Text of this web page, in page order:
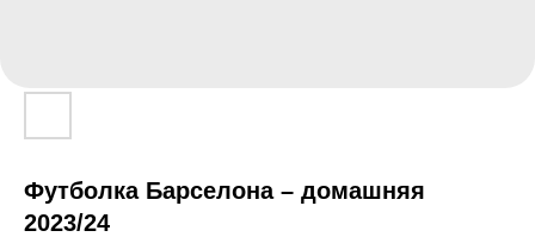
Футболка Барселона – домашняя
2023/24